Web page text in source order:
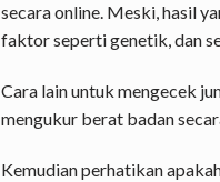
secara online. Meski, hasil
faktor seperti genetik, dan
Cara lain untuk mengecek
mengukur berat badan
Kemudian perhatikan